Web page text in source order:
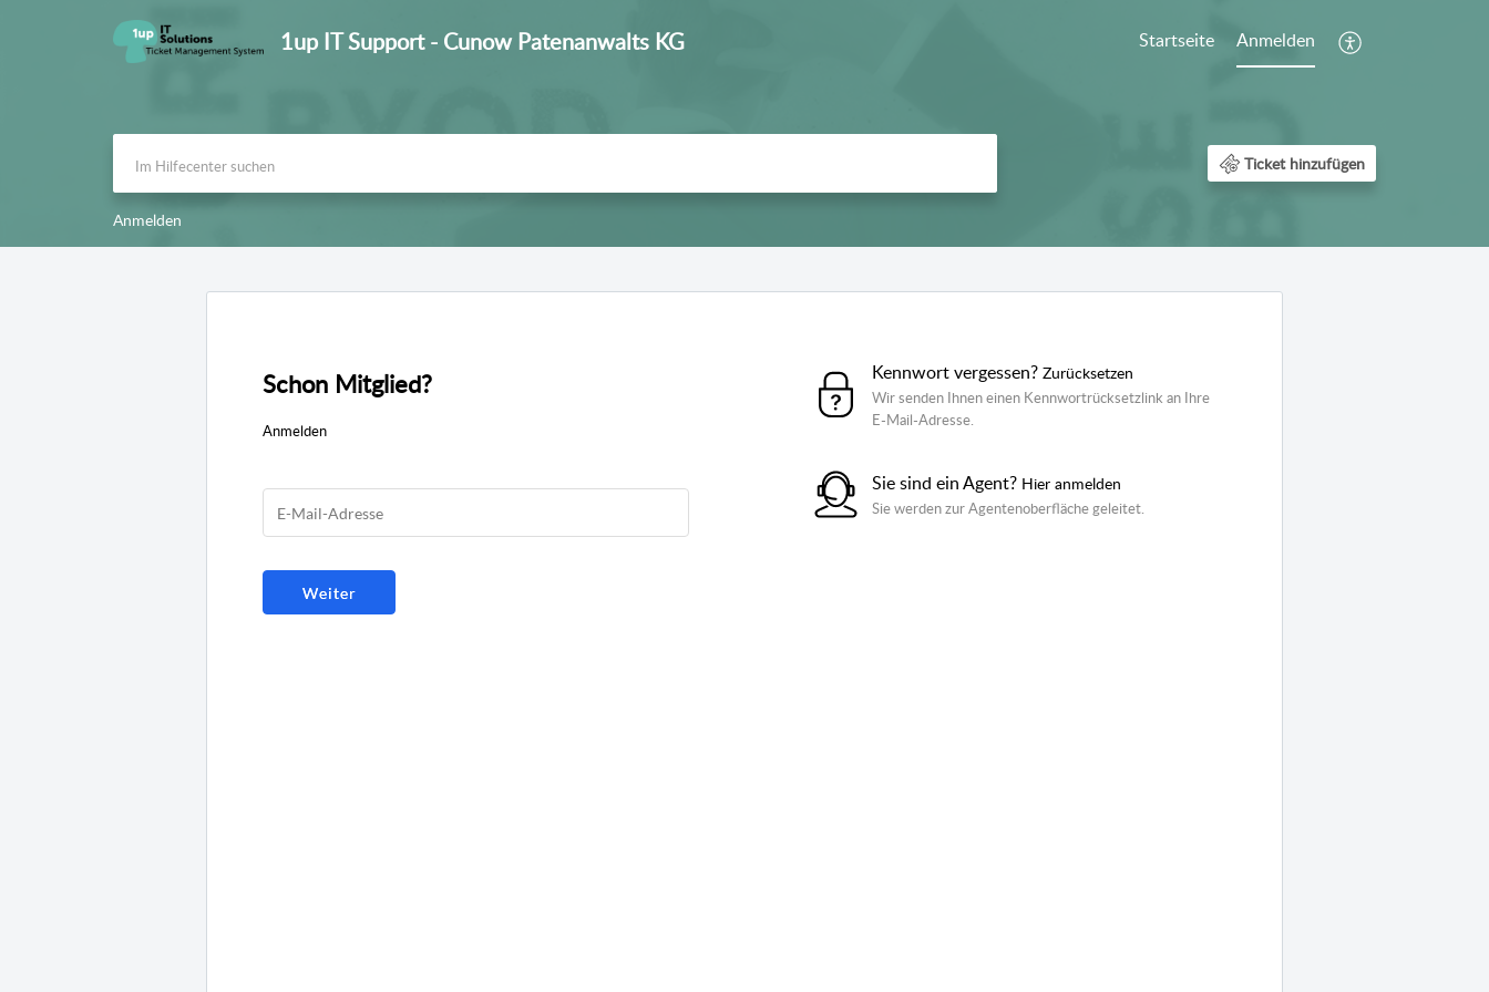
1up IT Support - Cunow Patenanwalts KG Startseite Anmelden
Ticket hinzufügen
Anmelden
Schon Mitglied?
Anmelden
Kennwort vergessen? Zurücksetzen
Wir senden Ihnen einen Kennwortrücksetzlink an Ihre
E-Mail-Adresse.
Sie sind ein Agent? Hier anmelden
Sie werden zur Agentenoberfläche geleitet.